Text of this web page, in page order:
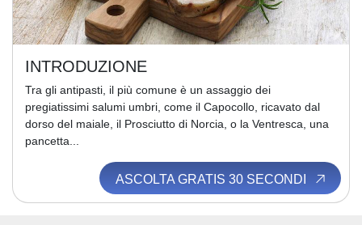
INTRODUZIONE
Tra gli antipasti, il più comune è un assaggio dei
pregiatissimi salumi umbri, come il Capocollo, ricavato dal
dorso del maiale, il Prosciutto di Norcia, o la Ventresca, una
pancetta...
ASCOLTA GRATIS 30 SECONDI